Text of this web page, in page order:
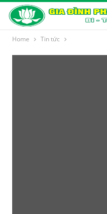
Home Tin tức